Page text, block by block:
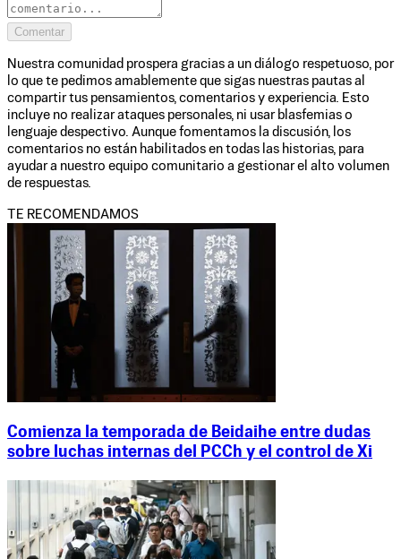
Comentar
Nuestra comunidad prospera gracias a un diálogo respetuoso, por
lo que te pedimos amablemente que sigas nuestras pautas al
compartir tus pensamientos, comentarios y experiencia. Esto
incluye no realizar ataques personales, ni usar blasfemias o
lenguaje despectivo. Aunque fomentamos la discusión, los
comentarios no están habilitados en todas las historias, para
ayudar a nuestro equipo comunitario a gestionar el alto volumen
de respuestas.
TE RECOMENDAMOS
Comienza la temporada de Beidaihe entre dudas
sobre luchas internas del PCCh y el control de Xi